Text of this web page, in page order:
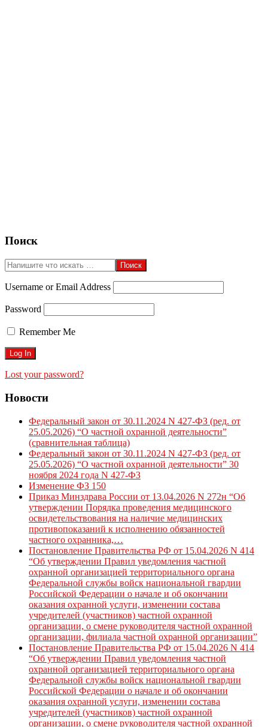
2018-
03
Поиск
Поиск
Username or Email Address
Password
Remember Me
Lost your password?
Новости
Федеральный закон от 30.11.2024 N 427-ФЗ (ред. от
25.05.2026) “О частной охранной деятельности”
(сравнительная таблица)
Федеральный закон от 30.11.2024 N 427-ФЗ (ред. от
25.05.2026) “О частной охранной деятельности” 30
ноября 2024 года N 427-ФЗ
Изменение ФЗ 150
Приказ Минздрава России от 13.04.2026 N 272н “Об
утверждении Порядка проведения медицинского
освидетельствования на наличие медицинских
противопоказаний к исполнению обязанностей
частного охранника,…
Постановление Правительства РФ от 15.04.2026 N 414
“Об утверждении Правил уведомления частной
охранной организацией территориального органа
Федеральной службы войск национальной гвардии
Российской Федерации о начале и об окончании
оказания охранной услуги, изменении состава
учредителей (участников) частной охранной
организации, о смене руководителя частной охранной
организации, филиала частной охранной организации”
Постановление Правительства РФ от 15.04.2026 N 414
“Об утверждении Правил уведомления частной
охранной организацией территориального органа
Федеральной службы войск национальной гвардии
Российской Федерации о начале и об окончании
оказания охранной услуги, изменении состава
учредителей (участников) частной охранной
организации, о смене руководителя частной охранной